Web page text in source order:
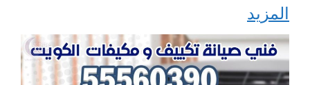
المزيد